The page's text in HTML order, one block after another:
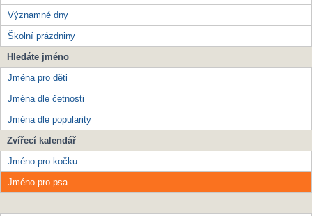
Významné dny
Školní prázdniny
Hledáte jméno
Jména pro děti
Jména dle četnosti
Jména dle popularity
Zvířecí kalendář
Jméno pro kočku
Jméno pro psa